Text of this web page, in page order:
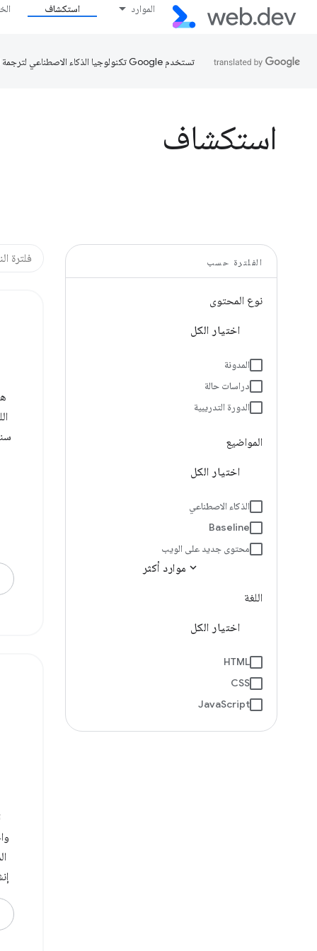
الموارد استكشاف
تستخدم Google تكنولوجيا الذكاء الاصطناعي لترجمة المحتوى إلى لغتك المفضّلة، وقد تتضمّن بعض الأخطاء.
استكشاف
الفلترة حسب
نوع المحتوى
اختيار الكل
المدونة
دراسات حالة
الدورة التدريبية
المواضيع
اختيار الكل
الذكاء الاصطناعي
Baseline
محتوى جديد على الويب
expand_more موارد أكثر
اللغة
اختيار الكل
HTML
CSS
JavaScript